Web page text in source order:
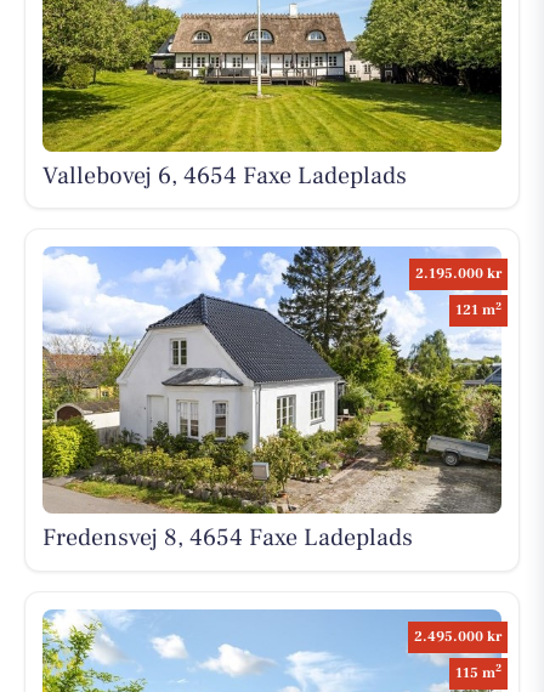
Vallebovej 6, 4654 Faxe Ladeplads
2.195.000 kr
121 m2
Fredensvej 8, 4654 Faxe Ladeplads
2.495.000 kr
115 m2